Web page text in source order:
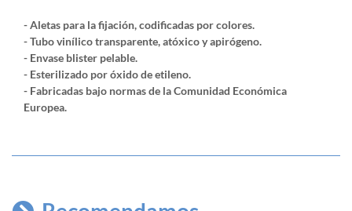
- Aletas para la fijación, codificadas por colores.
- Tubo vinílico transparente, atóxico y apirógeno.
- Envase blister pelable.
- Esterilizado por óxido de etileno.
- Fabricadas bajo normas de la Comunidad Económica
Europea.